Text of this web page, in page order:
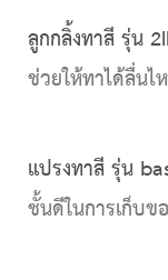
ลูกกลิ้งทาสี รุ่น
ช่วยให้ทาได้ลื่นไ
แปรงทาสี รุ่น
ชั้นดีในการเก็บ